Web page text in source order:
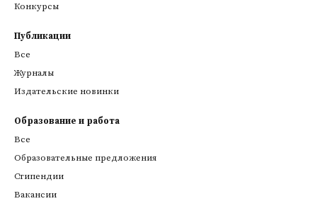
Конкурсы
Публикации
Все
Журналы
Издательские новинки
Образование и работа
Все
Образовательные предложения
Стипендии
Вакансии